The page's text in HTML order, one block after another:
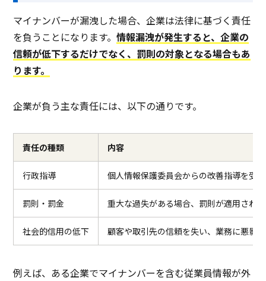
マイナンバーが漏洩した場合、企業は法律に基づく責任
を負うことになります。情報漏洩が発生すると、企業の
信頼が低下するだけでなく、罰則の対象となる場合もあ
ります。
企業が負う主な責任には、以下の通りです。
責任の種類 内容
行政指導 個人情報保護委員会からの改善指導を受
罰則・罰金 重大な過失がある場合、罰則が適用され
社会的信用の低下 顧客や取引先の信頼を失い、業務に悪影
例えば、ある企業でマイナンバーを含む従業員情報が外